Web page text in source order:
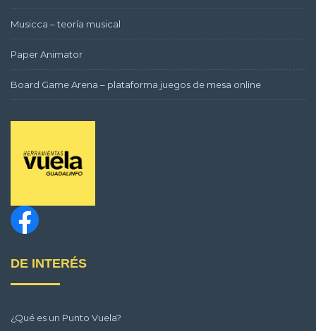
Musicca – teoría musical
Paper Animator
Board Game Arena – plataforma juegos de mesa online
DE INTERÉS
¿Qué es un Punto Vuela?